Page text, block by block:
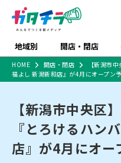
地域別 開店・閉店
新潟市
中越
開店
リニューアル・移転 休業
ラーメン
和食
体験・販売
趣味・展示会
施設・ショップ
食品メーカー・県産
特売セール
特集・まとめ記事
食品スーパー・コンビ
ショッピングモール・
大型施設
HOME 開店・閉店
【新潟市
福よし 新潟新和店』が4月にオープン
【新潟市中央区
『とろけるハン
店』が4月にオー